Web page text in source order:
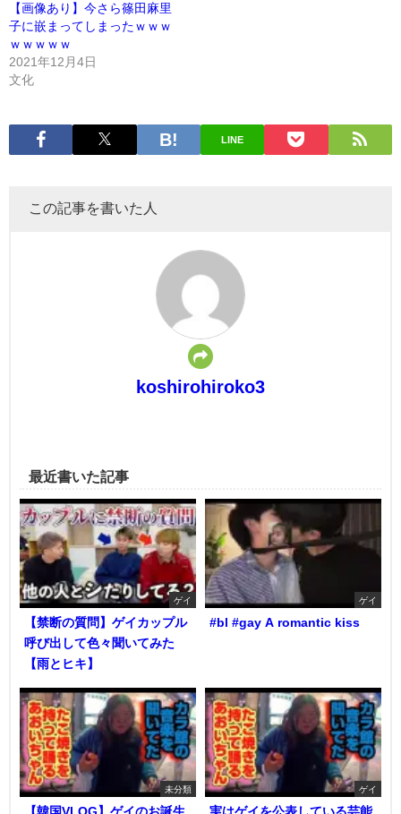
【画像あり】今さら篠田麻里
子に嵌まってしまったｗｗｗ
ｗｗｗｗｗ
2021年12月4日
文化
LINE
この記事を書いた人
koshirohiroko3
最近書いた記事
ゲイ
【禁断の質問】ゲイカップル
呼び出して色々聞いてみた
【雨とヒキ】
ゲイ
#bl #gay A romantic kiss
未分類
【韓国VLOG】ゲイのお誕生
ゲイ
実はゲイを公表している芸能